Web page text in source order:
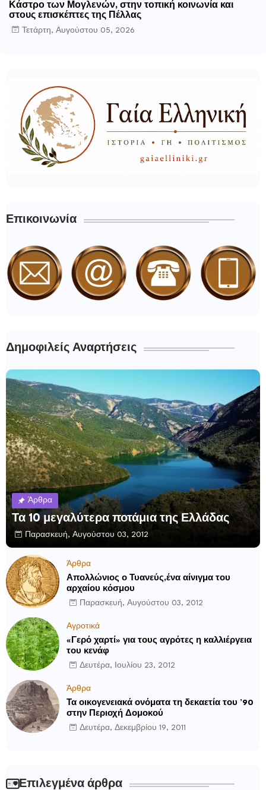
Κάστρο των Μογλενών, στην τοπική κοινωνία και
στους επισκέπτες της Πέλλας
Τετάρτη, Αυγούστου 05, 2026
Επικοινωνία
Δημοφιλείς Αναρτήσεις
Άρθρα
Τα 10 μεγαλύτερα ποτάμια της Ελλάδας
Παρασκευή, Αυγούστου 03, 2012
Άρθρα
Απολλώνιος ο Τυανεύς,ένα αίνιγμα του
αρχαίου κόσμου
Παρασκευή, Αυγούστου 03, 2012
Αγροτικά
«Γερό χαρτί» για τους αγρότες η καλλιέργεια
του κενάφ
Δευτέρα, Ιουλίου 23, 2012
Άρθρα
Τα οικογενειακά ονόματα τη δεκαετία του ’90
στην Περιοχή Δομοκού
Δευτέρα, Δεκεμβρίου 19, 2011
Επιλεγμένα άρθρα